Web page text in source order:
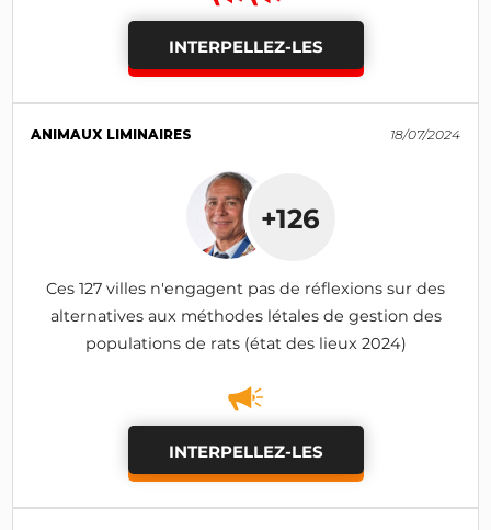
INTERPELLEZ-LES
ANIMAUX LIMINAIRES 18/07/2024
+126
Ces 127 villes n'engagent pas de réflexions sur des
alternatives aux méthodes létales de gestion des
populations de rats (état des lieux 2024)
INTERPELLEZ-LES